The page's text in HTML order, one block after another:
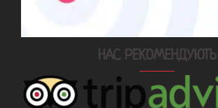
НАС РЕКОМЕНДУЮТЬ